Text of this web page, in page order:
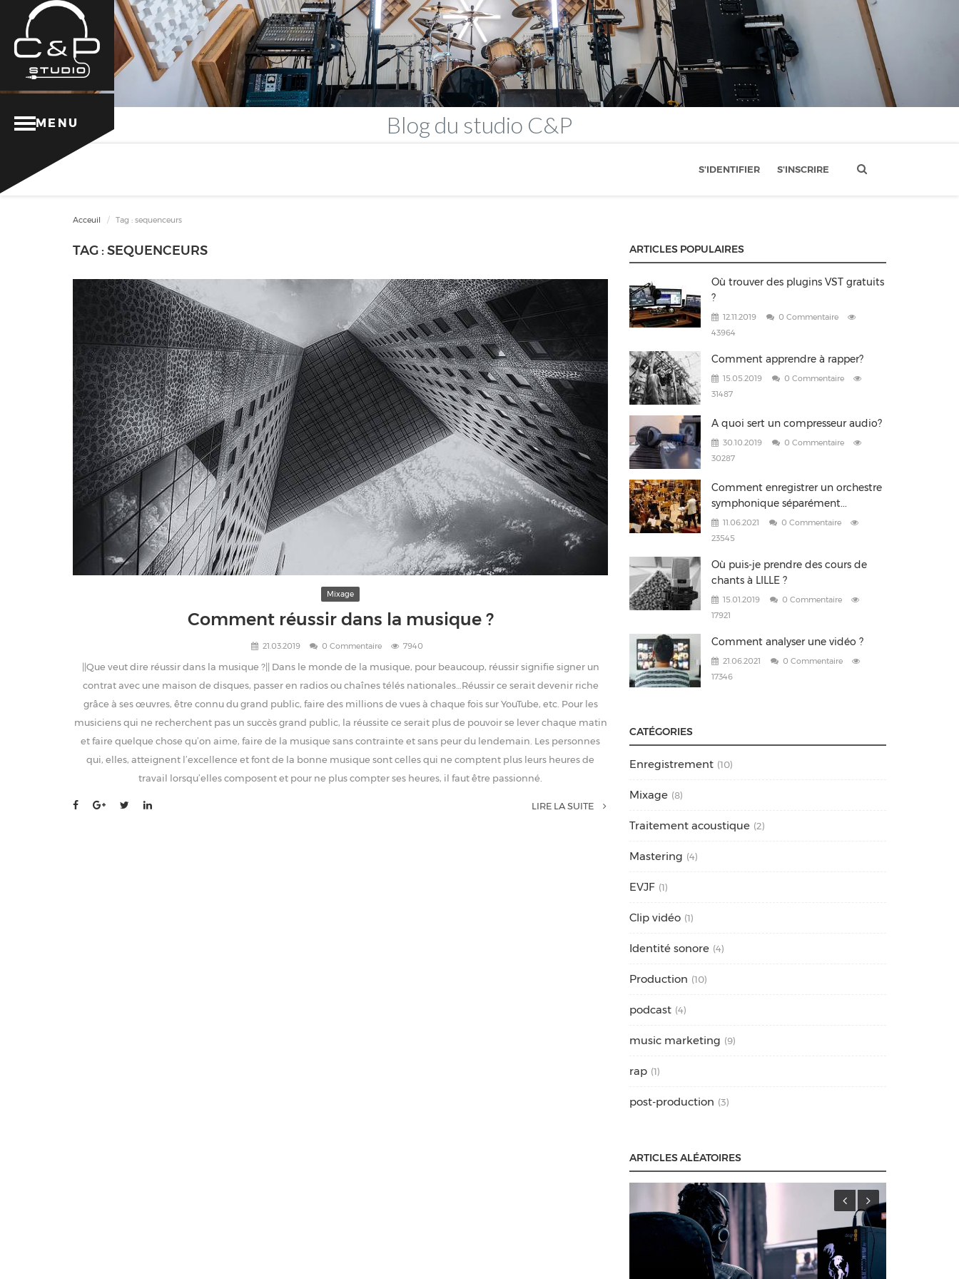
MENU Blogdu studio C&P
S'IDENTIFIER S'INSCRIRE
Acceuil Tag : sequenceurs
TAG : SEQUENCEURS
Mixage
Comment réussir dans la musique ?
21.03.2019 0 Commentaire 7940
||Que veut dire réussir dans la musique ?|| Dans le monde de la musique, pour beaucoup, réussir signifie signer un
contrat avec une maison de disques, passer en radios ou chaînes télés nationales…Réussir ce serait devenir riche
grâce à ses œuvres, être connu du grand public, faire des millions de vues à chaque fois sur YouTube, etc. Pour les
musiciens qui ne recherchent pas un succès grand public, la réussite ce serait plus de pouvoir se lever chaque matin
et faire quelque chose qu’on aime, faire de la musique sans contrainte et sans peur du lendemain. Les personnes
qui, elles, atteignent l’excellence et font de la bonne musique sont celles qui ne comptent plus leurs heures de
travail lorsqu’elles composent et pour ne plus compter ses heures, il faut être passionné.
LIRE LA SUITE
ARTICLES POPULAIRES
Où trouver des plugins VST gratuits
?
12.11.2019
0 Commentaire
43964
Comment apprendre à rapper?
15.05.2019
0 Commentaire
31487
A quoi sert un compresseur audio?
30.10.2019
0 Commentaire
30287
Comment enregistrer un orchestre
symphonique séparément...
11.06.2021
0 Commentaire
23545
Où puis-je prendre des cours de
chants à LILLE ?
15.01.2019
0 Commentaire
17921
Comment analyser une vidéo ?
21.06.2021
0 Commentaire
17346
CATÉGORIES
Enregistrement (10)
Mixage (8)
Traitement acoustique (2)
Mastering (4)
EVJF (1)
Clip vidéo (1)
Identité sonore (4)
Production (10)
podcast (4)
music marketing (9)
rap (1)
post-production (3)
ARTICLES ALÉATOIRES